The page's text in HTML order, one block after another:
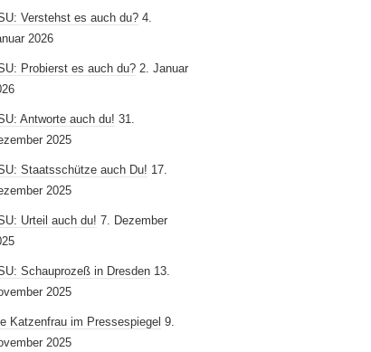
Verstehst es auch du? 4.
2026
Probierst es auch du? 2. Januar
Antworte auch du! 31.
2025
Staatsschütze auch Du! 17.
2025
Urteil auch du! 7. Dezember
Schauprozeß in Dresden 13.
2025
Katzenfrau im Pressespiegel 9.
2025